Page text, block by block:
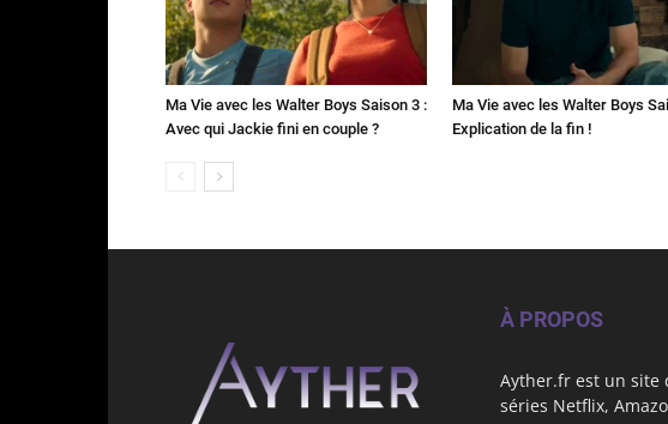
Ma Vie avec les Walter Boys Saison 3 :
Avec qui Jackie fini en couple ?
Ma Vie avec les Walter Boys
Explication de la fin !
À PROPOS
Ayther.fr est un site
séries Netflix,